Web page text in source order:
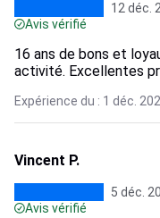
12 déc.
Avis vérifié
16 ans de bons et
activité. Excellentes
Expérience du : 1 déc.
Vincent P.
5 déc.
Avis vérifié